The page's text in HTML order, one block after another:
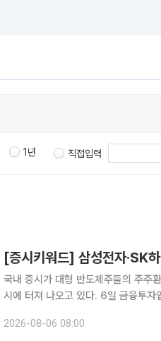
1년 직접입력
국내 증시가 대형 반도체주들의 주주
시에 터져 나오고 있다. 6일 금융투자업계에 따르면 이날 장 시작 전 네이버페이증권 실시간 검색
렸다. 특히 국내 반도체 양대 산맥
2026-08-06 08:00